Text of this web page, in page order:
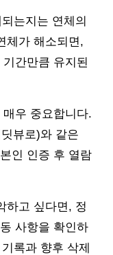
는지는 연체의
체가 해소되면,
간만큼 유지된
우 중요합니다.
뷰로)와 같은
인 인증 후 열람
하고 싶다면, 정
사항을 확인하
록과 향후 삭제